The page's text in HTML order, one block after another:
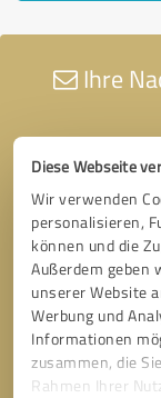
Diese Webseite
Wir verwenden
personalisieren,
können und die
Außerdem geben
unserer Website
Werbung und
Informationen
zusammen, die
Rahmen Ihrer
Ihre